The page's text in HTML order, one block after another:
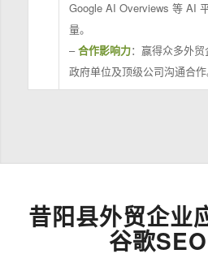
Google AI Overviews 等 AI
量。
–合作影响力：赢得众多外
政府单位及顶级公司沟通合作
昔阳县外贸企业
谷歌